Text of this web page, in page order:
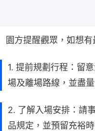
園方提醒觀眾，如想有
1. 提前規劃行程：留
場及離場路線，並盡
2. 了解入場安排：請
品規定，並預留充裕